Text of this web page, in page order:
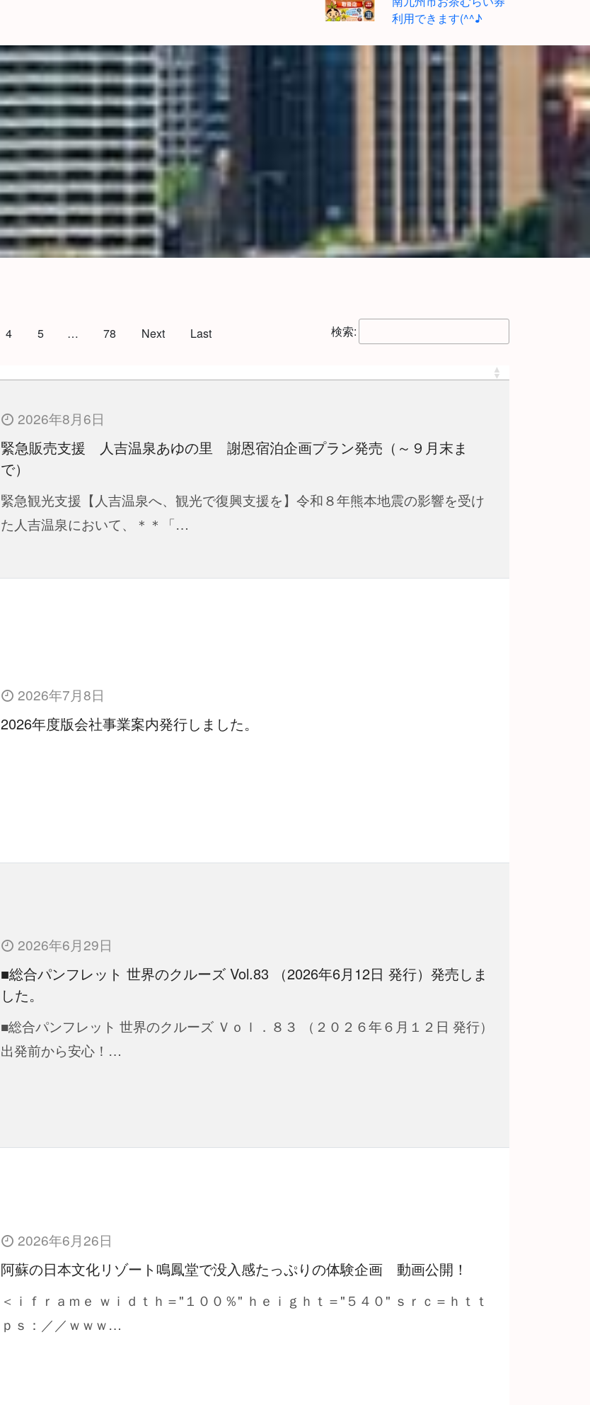
利用できます(^^♪
検索:
4 5 … 78 Next
Last
2026年8月6日
緊急販売支援 人吉温泉あゆの里 謝恩宿泊企画プラン発売（～９月末ま
で）
緊急観光支援【人吉温泉へ、観光で復興支援を】令和８年熊本地震の影響を受け
た人吉温泉において、＊＊「…
2026年7月8日
2026年度版会社事業案内発行しました。
2026年6月29日
■総合パンフレット 世界のクルーズ Vol.83 （2026年6月12日 発行）発売しま
した。
■総合パンフレット 世界のクルーズ Ｖｏｌ．８３ （２０２６年６月１２日 発行）
出発前から安心！…
2026年6月26日
阿蘇の日本文化リゾート鳴鳳堂で没入感たっぷりの体験企画 動画公開！
＜ｉｆｒａｍｅ ｗｉｄｔｈ＝"１００％" ｈｅｉｇｈｔ＝"５４０" ｓｒｃ＝ｈｔｔ
ｐｓ：／／ｗｗｗ…